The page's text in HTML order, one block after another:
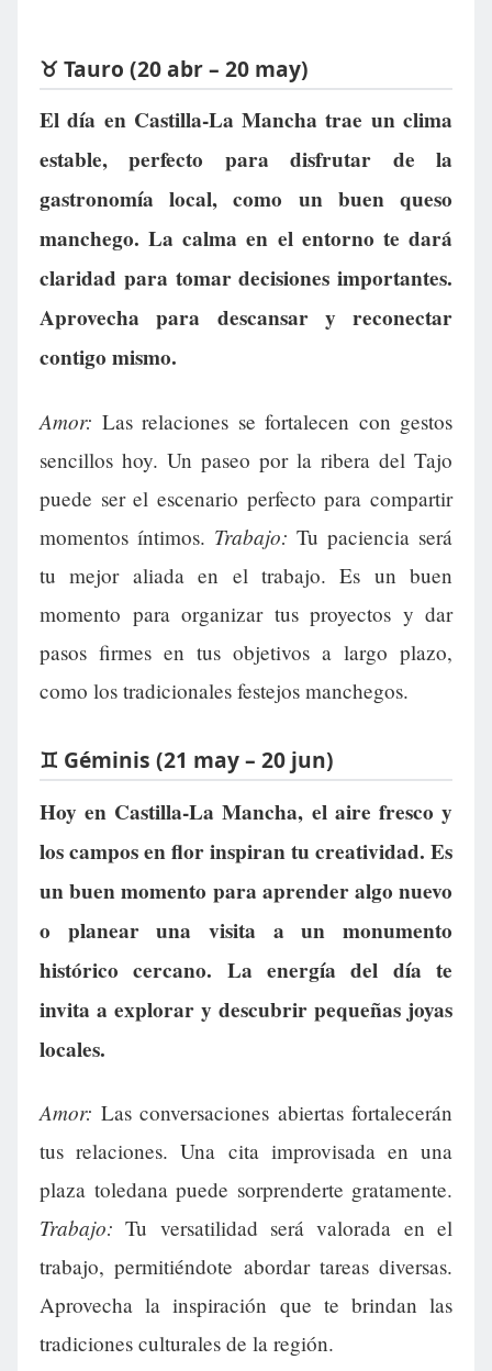
♉ Tauro (20 abr – 20 may)
El día en Castilla-La Mancha trae un clima
estable, perfecto para disfrutar de la
gastronomía local, como un buen queso
manchego. La calma en el entorno te dará
claridad para tomar decisiones importantes.
Aprovecha para descansar y reconectar
contigo mismo.
Amor: Las relaciones se fortalecen con gestos
sencillos hoy. Un paseo por la ribera del Tajo
puede ser el escenario perfecto para compartir
momentos íntimos. Trabajo: Tu paciencia será
tu mejor aliada en el trabajo. Es un buen
momento para organizar tus proyectos y dar
pasos firmes en tus objetivos a largo plazo,
como los tradicionales festejos manchegos.
♊ Géminis (21 may – 20 jun)
Hoy en Castilla-La Mancha, el aire fresco y
los campos en flor inspiran tu creatividad. Es
un buen momento para aprender algo nuevo
o planear una visita a un monumento
histórico cercano. La energía del día te
invita a explorar y descubrir pequeñas joyas
locales.
Amor: Las conversaciones abiertas fortalecerán
tus relaciones. Una cita improvisada en una
plaza toledana puede sorprenderte gratamente.
Trabajo: Tu versatilidad será valorada en el
trabajo, permitiéndote abordar tareas diversas.
Aprovecha la inspiración que te brindan las
tradiciones culturales de la región.